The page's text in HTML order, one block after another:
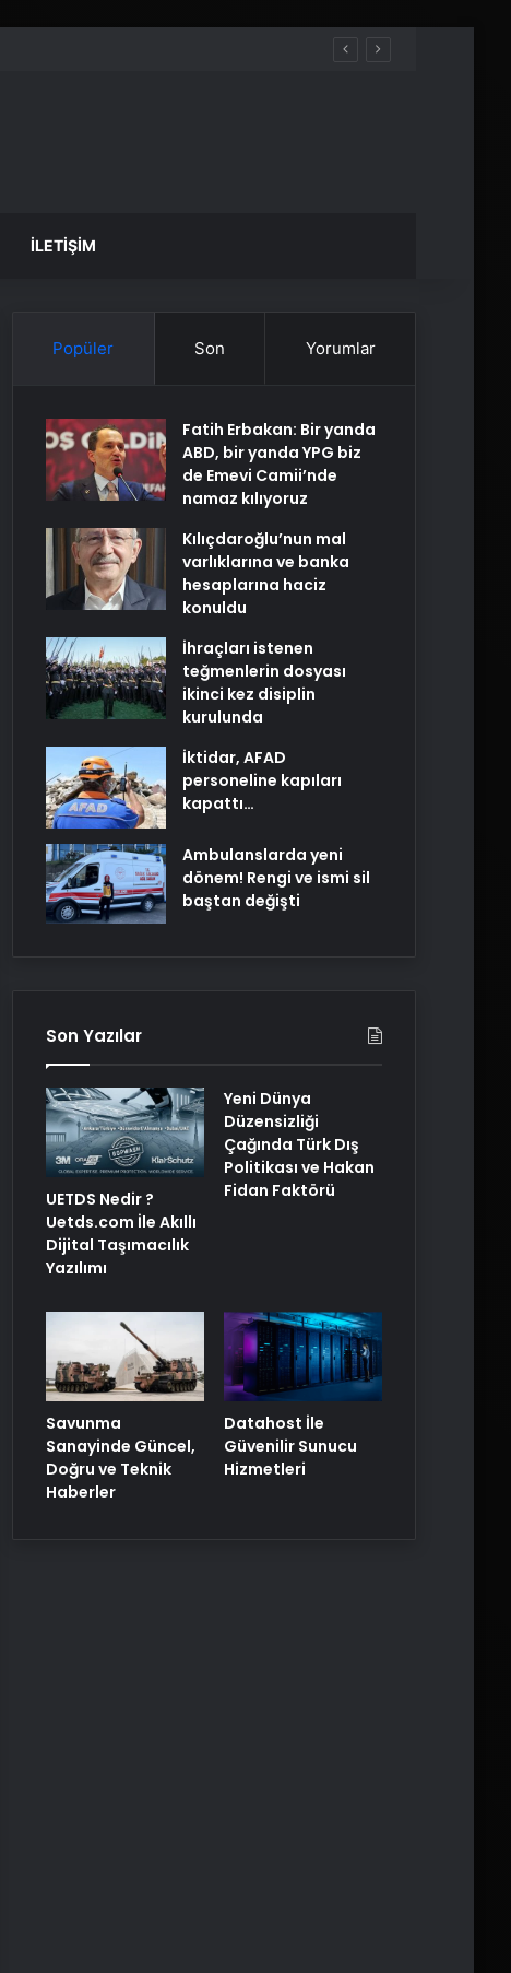
İLETIŞIM
Popüler Son Yorumlar
Fatih Erbakan: Bir yanda
ABD, bir yanda YPG biz
de Emevi Camii’nde
namaz kılıyoruz
Kılıçdaroğlu’nun mal
varlıklarına ve banka
hesaplarına haciz
konuldu
İhraçları istenen
teğmenlerin dosyası
ikinci kez disiplin
kurulunda
İktidar, AFAD
personeline kapıları
kapattı…
Ambulanslarda yeni
dönem! Rengi ve ismi sil
baştan değişti
Son Yazılar
UETDS Nedir ?
Uetds.com İle Akıllı
Dijital Taşımacılık
Yazılımı
Yeni Dünya
Düzensizliği
Çağında Türk Dış
Politikası ve Hakan
Fidan Faktörü
Savunma
Sanayinde Güncel,
Doğru ve Teknik
Haberler
Datahost İle
Güvenilir Sunucu
Hizmetleri